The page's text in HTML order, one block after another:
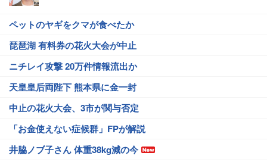
ペットのヤギをクマが食べたか
琵琶湖 有料券の花火大会が中止
ニチレイ攻撃 20万件情報流出か
天皇皇后両陛下 熊本県に金一封
中止の花火大会、3市が関与否定
「お金使えない症候群」FPが解説
井脇ノブ子さん 体重38kg減の今